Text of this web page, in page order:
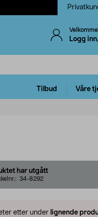
Logg
Tilbud Våre
har utgått
34-8292
etter under lignende